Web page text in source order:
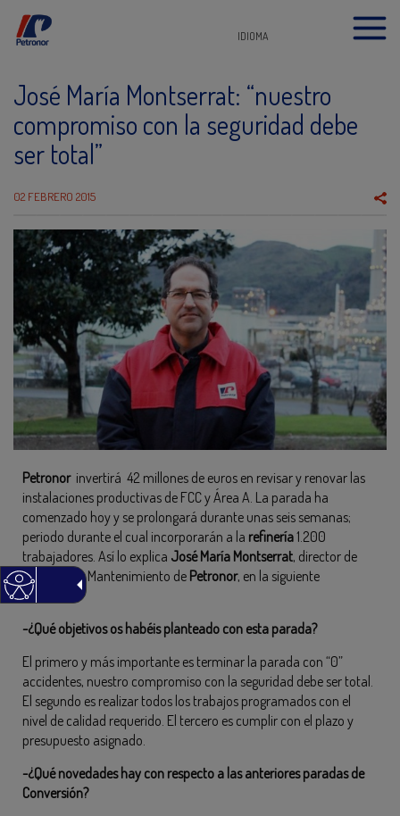
IDIOMA
José María Montserrat: “nuestro
compromiso con la seguridad debe
ser total”
02 FEBRERO 2015
Petronorinvertirá 42 millones de euros en revisar y renovar las
instalaciones productivas de FCC y Área A. La parada ha
comenzado hoy y se prolongará durante unas seis semanas;
periodo durante el cual incorporarán a la refinería1.200
trabajadores. Así lo explica José María Montserrat, director de
Fiabilidad y Mantenimiento de Petronor, en la siguiente
entrevista:
-¿Qué objetivos os habéis planteado con esta parada?
El primero y más importante es terminar la parada con “0”
accidentes, nuestro compromiso con la seguridad debe ser total.
El segundo es realizar todos los trabajos programados con el
nivel de calidad requerido. El tercero es cumplir con el plazo y
presupuesto asignado.
-¿Qué novedades hay con respecto a las anteriores paradas de
Conversión?